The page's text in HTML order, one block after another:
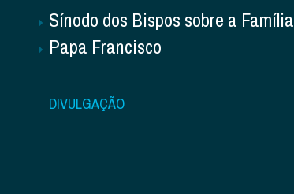
Sínodo dos Bispos sobre a Família
Papa Francisco
DIVULGAÇÃO